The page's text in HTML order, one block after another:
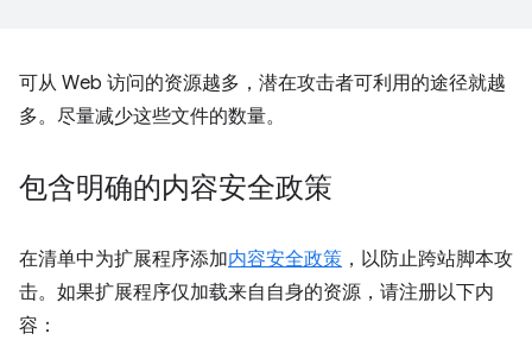
可从 Web 访问的资源越多，潜在攻击者可利用的途径就越
多。尽量减少这些文件的数量。
包含明确的内容安全政策
在清单中为扩展程序添加内容安全政策 ，以防止跨站脚本攻
击。如果扩展程序仅加载来自自身的资源，请注册以下内
容：